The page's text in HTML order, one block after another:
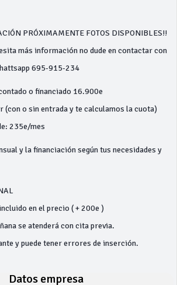
PRÓXIMAMENTE FOTOS DISPONIBLES!!
más información no dude en contactar con
695-915-234
o financiado 16.900e
(con o sin entrada y te calculamos la cuota)
235e/mes
y la financiación según tus necesidades y
en el precio ( + 200e )
se atenderá con cita previa.
y puede tener errores de inserción.
Datos empresa